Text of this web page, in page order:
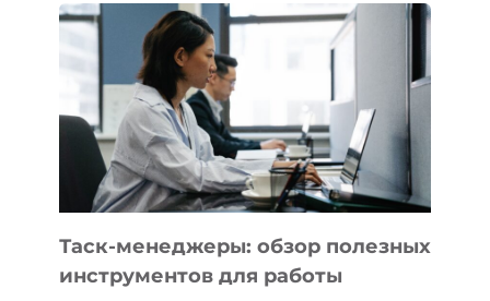
БИЗНЕСА:
КАКИЕ
3
ЗАДАЧИ
ЕМУ
МОЖНО
ПОРУЧИТЬ
УЖЕ
Таск-менеджеры: обзор полезных
инструментов для работы